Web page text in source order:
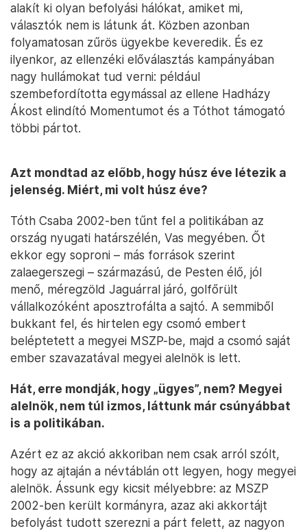
alakít ki olyan befolyási hálókat, amiket mi,
választók nem is látunk át. Közben azonban
folyamatosan zűrös ügyekbe keveredik. És ez
ilyenkor, az ellenzéki előválasztás kampányában
nagy hullámokat tud verni: például
szembefordította egymással az ellene Hadházy
Ákost elindító Momentumot és a Tóthot támogató
többi pártot.
Azt mondtad az előbb, hogy húsz éve létezik a
jelenség. Miért, mi volt húsz éve?
Tóth Csaba 2002-ben tűnt fel a politikában az
ország nyugati határszélén, Vas megyében. Őt
ekkor egy soproni – más források szerint
zalaegerszegi – származású, de Pesten élő, jól
menő, méregzöld Jaguárral járó, golfőrült
vállalkozóként aposztrofálta a sajtó. A semmiből
bukkant fel, és hirtelen egy csomó embert
beléptetett a megyei MSZP-be, majd a csomó saját
ember szavazatával megyei alelnök is lett.
Hát, erre mondják, hogy „ügyes”, nem? Megyei
alelnök, nem túl izmos, láttunk már csúnyábbat
is a politikában.
Azért ez az akció akkoriban nem csak arról szólt,
hogy az ajtaján a névtáblán ott legyen, hogy megyei
alelnök. Ássunk egy kicsit mélyebbre: az MSZP
2002-ben került kormányra, azaz aki akkortájt
befolyást tudott szerezni a párt felett, az nagyon